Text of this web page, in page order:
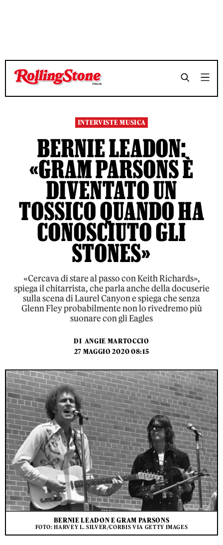
TEMPO DI LETTURA 8 MINUTI SHARE
TEMPO DI LETTURA 8 MINUTI SHARE
INTERVISTE MUSICA
BERNIE LEADON:
«GRAM PARSONS È
DIVENTATO UN
TOSSICO QUANDO HA
CONOSCIUTO GLI
STONES»
«Cercava di stare al passo con Keith Richards»,
spiega il chitarrista, che parla anche della docuserie
sulla scena di Laurel Canyon e spiega che senza
Glenn Fley probabilmente non lo rivedremo più
suonare con gli Eagles
DI ANGIE MARTOCCIO
27 MAGGIO 2020 08:15
BERNIE LEADON E GRAM PARSONS
FOTO: HARVEY L. SILVER/CORBIS VIA GETTY IMAGES